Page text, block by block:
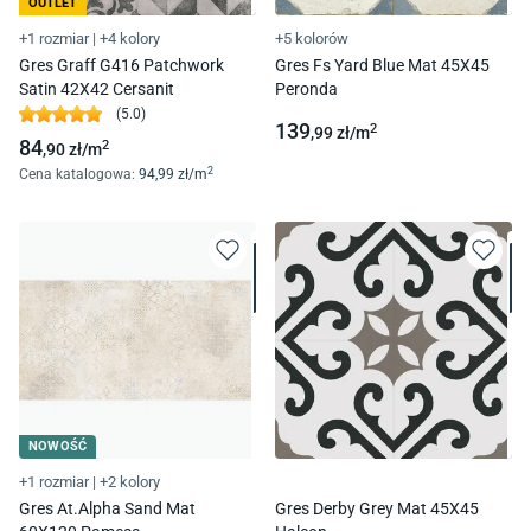
+1 rozmiar | +4 kolory
Gres Graff G416 Patchwork
Satin 42X42 Cersanit
(5.0)
84,90zł/m2
Cena katalogowa: 94,99 zł/m2
+5 kolorów
Gres Fs Yard Blue Mat 45X45
Peronda
139,99zł/m2
NOWOŚĆ
+1 rozmiar | +2 kolory
Gres At.Alpha Sand Mat
Gres Derby Grey Mat 45X45